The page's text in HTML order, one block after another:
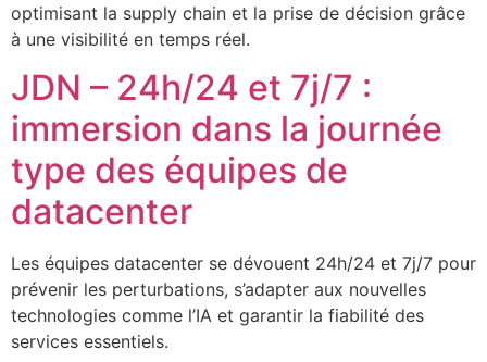
optimisant la supply chain et la prise de décision grâce
à une visibilité en temps réel.
JDN – 24h/24 et 7j/7 :
immersion dans la journée
type des équipes de
datacenter
Les équipes datacenter se dévouent 24h/24 et 7j/7 pour
prévenir les perturbations, s’adapter aux nouvelles
technologies comme l’IA et garantir la fiabilité des
services essentiels.